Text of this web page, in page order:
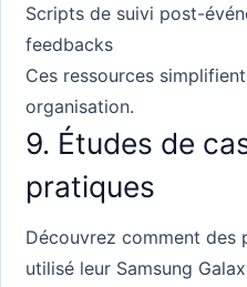
Scripts de suivi post-
feedbacks
Ces ressources
organisation.
9. Études de
pratiques
Découvrez comment des
utilisé leur Samsung